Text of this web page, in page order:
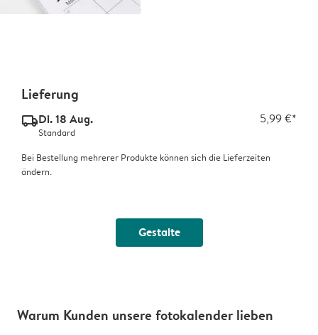
Lieferung
delivery_standard_v2Di. 18 Aug. 5,99 €*
Standard
Bei Bestellung mehrerer Produkte können sich die Lieferzeiten
ändern.
Gestalte
Warum Kunden unsere fotokalender lieben